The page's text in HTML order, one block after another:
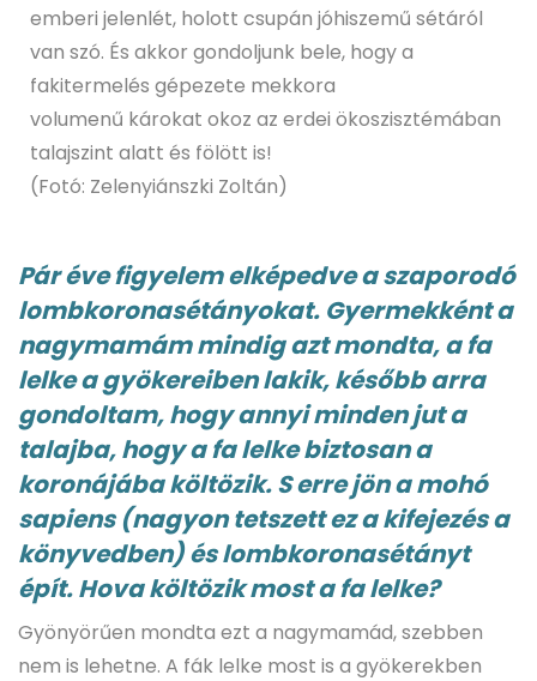
emberi jelenlét, holott csupán jóhiszemű sétáról
van szó. És akkor gondoljunk bele, hogy a
fakitermelés gépezete mekkora
volumenű károkat okoz az erdei ökoszisztémában
talajszint alatt és fölött is!
(Fotó: Zelenyiánszki Zoltán)
Pár éve figyelem elképedve a szaporodó
lombkoronasétányokat. Gyermekként a
nagymamám mindig azt mondta, a fa
lelke a gyökereiben lakik, később arra
gondoltam, hogy annyi minden jut a
talajba, hogy a fa lelke biztosan a
koronájába költözik. S erre jön a mohó
sapiens (nagyon tetszett ez a kifejezés a
könyvedben) és lombkoronasétányt
épít. Hova költözik most a fa lelke?
Gyönyörűen mondta ezt a nagymamád, szebben
nem is lehetne. A fák lelke most is a gyökerekben